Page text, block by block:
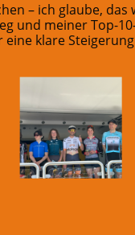
– ich glaube,
und meiner Top-
klare